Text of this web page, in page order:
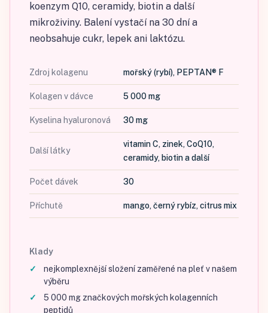
koenzym Q10, ceramidy, biotin a další
mikroživiny. Balení vystačí na 30 dní a
neobsahuje cukr, lepek ani laktózu.
Zdroj kolagenu mořský (rybí), PEPTAN® F
Kolagen v dávce 5 000 mg
Kyselina hyaluronová 30 mg
Další látky
vitamin C, zinek, CoQ10,
ceramidy, biotin a další
Počet dávek 30
Příchutě mango, černý rybíz, citrus mix
Klady
nejkomplexnější složení zaměřené na pleť v našem
výběru
5 000 mg značkových mořských kolagenních
peptidů